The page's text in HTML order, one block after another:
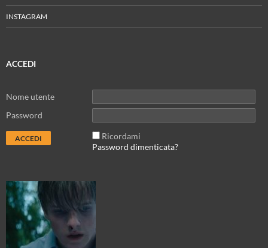
INSTAGRAM
ACCEDI
Nome utente
Password
Ricordami
Password dimenticata?